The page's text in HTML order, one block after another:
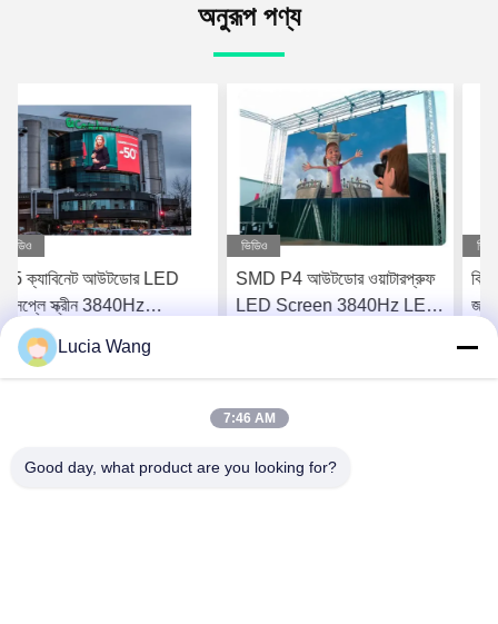
অনুরূপ পণ্য
SMD P4 আউটডোর ওয়াটারপ্রুফ
LED Screen 3840Hz LED
সাইন বোর্ড 1 বছর
সেরা দাম পান
ভিডিও
বিজ্ঞাপন আউটডোর LED ডিসপ্লে
জলরোধী ক্যাবিনেট P5
সেরা দাম পান
Lucia Wang
7:46 AM
Good day, what product are you looking for?